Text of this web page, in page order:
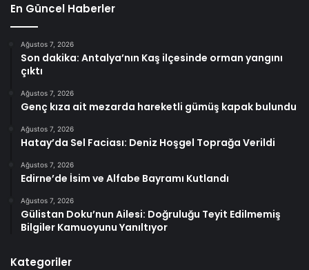
En Güncel Haberler
Ağustos 7, 2026
Son dakika: Antalya’nın Kaş ilçesinde orman yangını
çıktı
Ağustos 7, 2026
Genç kıza ait mezarda hareketli gümüş kapak bulundu
Ağustos 7, 2026
Hatay’da Sel Faciası: Deniz Hoşgel Toprağa Verildi
Ağustos 7, 2026
Edirne’de İsim ve Alfabe Bayramı Kutlandı
Ağustos 7, 2026
Gülistan Doku’nun Ailesi: Doğruluğu Teyit Edilmemiş
Bilgiler Kamuoyunu Yanıltıyor
Kategoriler